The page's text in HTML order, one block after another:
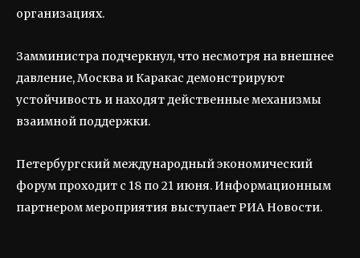
организациях.
Замминистра подчеркнул, что несмотря на внешнее
давление, Москва и Каракас демонстрируют
устойчивость и находят действенные механизмы
взаимной поддержки.
Петербургский международный экономический
форум проходит с 18 по 21 июня. Информационным
партнером мероприятия выступает РИА Новости.